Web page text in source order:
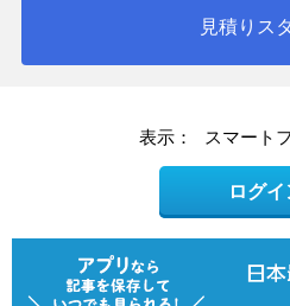
見積りス
表示： スマート
ログイ